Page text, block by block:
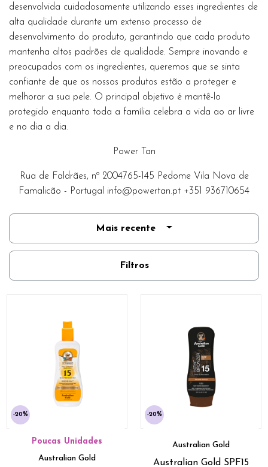
desenvolvida cuidadosamente utilizando esses ingredientes de
alta qualidade durante um extenso processo de
desenvolvimento do produto, garantindo que cada produto
mantenha altos padrões de qualidade. Sempre inovando e
preocupados com os ingredientes, queremos que se sinta
confiante de que os nossos produtos estão a proteger e
melhorar a sua pele. O principal objetivo é mantê-lo
protegido enquanto toda a família celebra a vida ao ar livre
e no dia a dia.
Power Tan
Rua de Faldrães, nº 2004765-145 Pedome Vila Nova de
Famalicão - Portugal info@powertan.pt +351 936710654
Mais recente
Filtros
-20%
Poucas Unidades
Australian Gold
-20%
Australian Gold
Australian Gold SPF15